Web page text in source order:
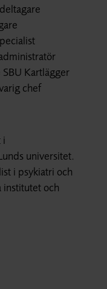
Kartlägger
chef
i
universitet.
i psykiatri och
och